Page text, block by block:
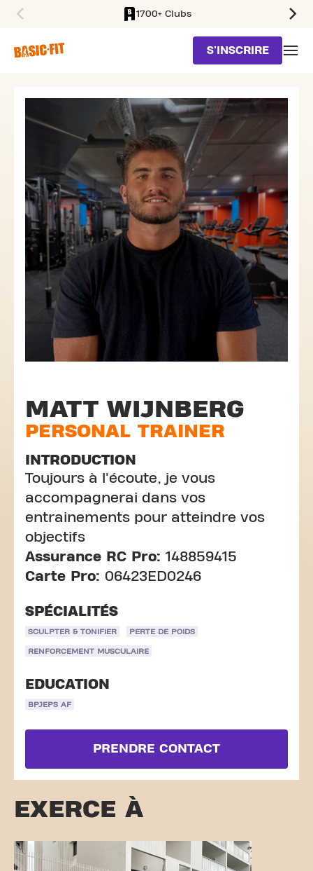
1700+ Clubs
S'INSCRIRE
MATT WIJNBERG
PERSONAL TRAINER
INTRODUCTION
Toujours à l'écoute, je vous
accompagnerai dans vos
entrainements pour atteindre vos
objectifs
Assurance RC Pro: 148859415
Carte Pro: 06423ED0246
SPÉCIALITÉS
SCULPTER & TONIFIER PERTE DE POIDS
RENFORCEMENT MUSCULAIRE
EDUCATION
BPJEPS AF
PRENDRE CONTACT
EXERCE À